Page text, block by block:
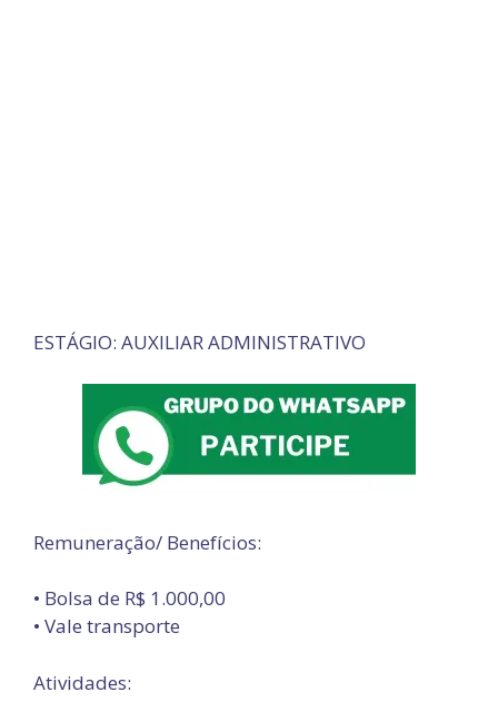
ESTÁGIO: AUXILIAR ADMINISTRATIVO
Remuneração/ Benefícios:
• Bolsa de R$ 1.000,00
• Vale transporte
Atividades: